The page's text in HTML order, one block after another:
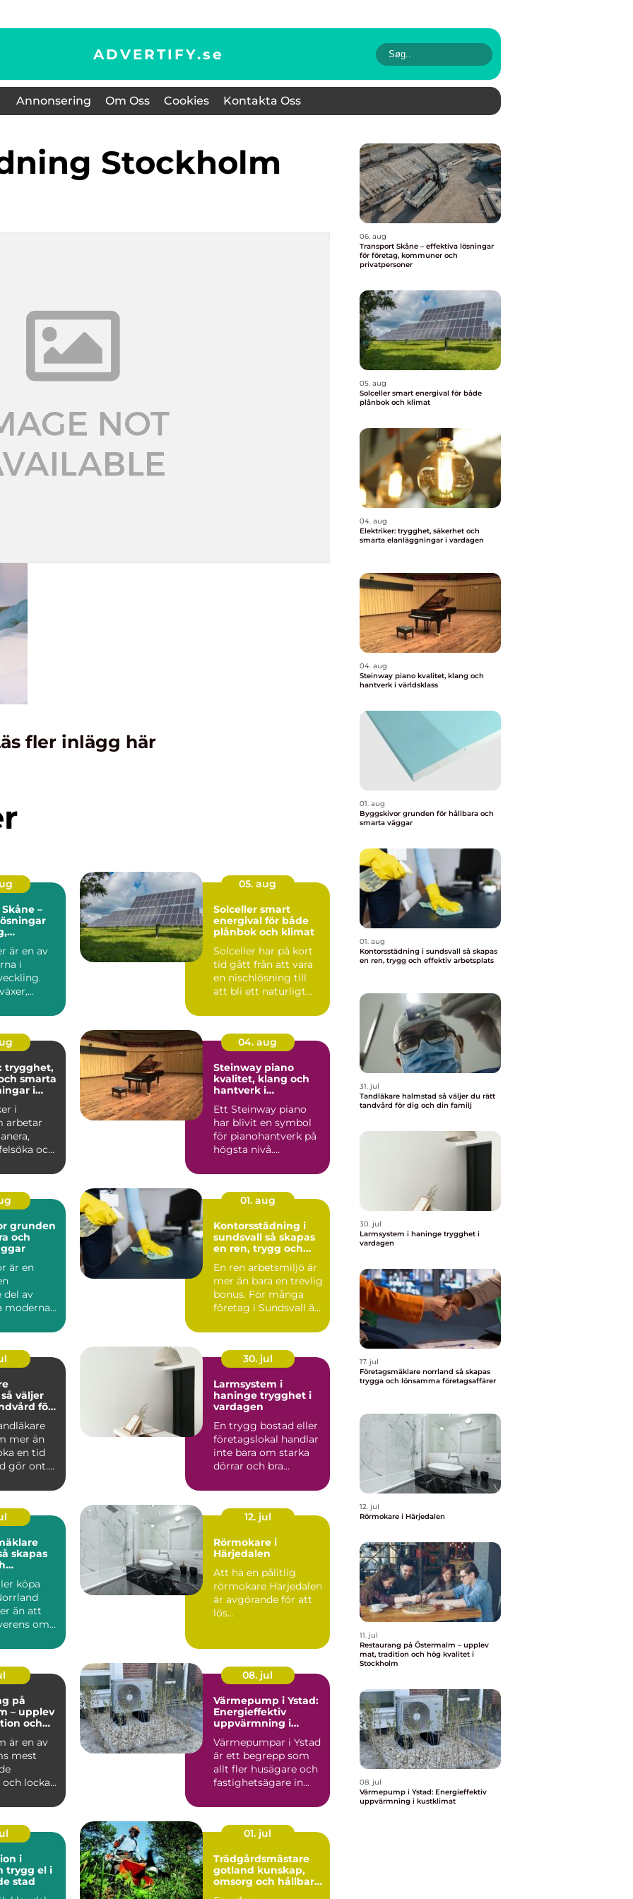
ADVERTIFY.se
Annonsering Om Oss Cookies Kontakta Oss
Stockholm
fler inlägg här
–
är en av
i
05. aug
Solceller smart
energival för både
plånbok och klimat
Solceller har på kort
tid gått från att vara
en nischlösning till
att bli ett naturligt
trygghet,
smarta
i
i
arbetar
och
04. aug
Steinway piano
kvalitet, klang och
hantverk i
Ett Steinway piano
har blivit en symbol
för pianohantverk på
högsta nivå.
används på ko...
och
är en
del av
moderna
01. aug
Kontorsstädning i
sundsvall så skapas
en ren, trygg och
En ren arbetsmiljö är
mer än bara en trevlig
bonus. För många
företag i Sundsvall är
för
mer än
en tid
gör ont.
30. jul
Larmsystem i
haninge trygghet i
vardagen
En trygg bostad eller
företagslokal handlar
inte bara om starka
dörrar och bra
köpa
än att
om
12. jul
Rörmokare i
Härjedalen
Att ha en pålitlig
rörmokare Härjedalen
är avgörande för att
lös...
på
– upplev
och
är en av
mest
och lockar
08. jul
Värmepump i Ystad:
Energieffektiv
uppvärmning i
Värmepumpar i Ystad
är ett begrepp som
allt fler husägare och
fastighetsägare in...
i
i
stad
01. jul
Trädgårdsmästare
gotland kunskap,
omsorg och hållbar
06. aug
Transport Skåne – effektiva lösningar
för företag, kommuner och
privatpersoner
05. aug
Solceller smart energival för både
plånbok och klimat
04. aug
Elektriker: trygghet, säkerhet och
smarta elanläggningar i vardagen
04. aug
Steinway piano kvalitet, klang och
hantverk i världsklass
01. aug
Byggskivor grunden för hållbara och
smarta väggar
01. aug
Kontorsstädning i sundsvall så skapas
en ren, trygg och effektiv arbetsplats
31. jul
Tandläkare halmstad så väljer du rätt
tandvård för dig och din familj
30. jul
Larmsystem i haninge trygghet i
vardagen
17. jul
Företagsmäklare norrland så skapas
trygga och lönsamma företagsaffärer
12. jul
Rörmokare i Härjedalen
11. jul
Restaurang på Östermalm – upplev
mat, tradition och hög kvalitet i
Stockholm
08. jul
Värmepump i Ystad: Energieffektiv
uppvärmning i kustklimat